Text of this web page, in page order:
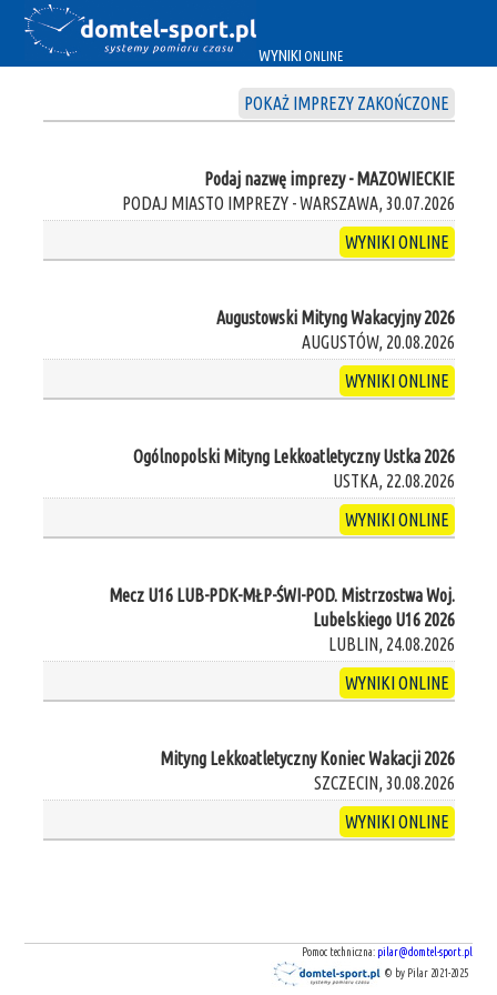
WYNIKI ONLINE
POKAŻ IMPREZY ZAKOŃCZONE
Podaj nazwę imprezy - MAZOWIECKIE
PODAJ MIASTO IMPREZY - WARSZAWA, 30.07.2026
WYNIKI ONLINE
Augustowski Mityng Wakacyjny 2026
AUGUSTÓW, 20.08.2026
WYNIKI ONLINE
Ogólnopolski Mityng Lekkoatletyczny Ustka 2026
USTKA, 22.08.2026
WYNIKI ONLINE
Mecz U16 LUB-PDK-MŁP-ŚWI-POD. Mistrzostwa Woj.
Lubelskiego U16 2026
LUBLIN, 24.08.2026
WYNIKI ONLINE
Mityng Lekkoatletyczny Koniec Wakacji 2026
SZCZECIN, 30.08.2026
WYNIKI ONLINE
Pomoc techniczna: pilar@domtel-sport.pl
© by Pilar 2021-2025